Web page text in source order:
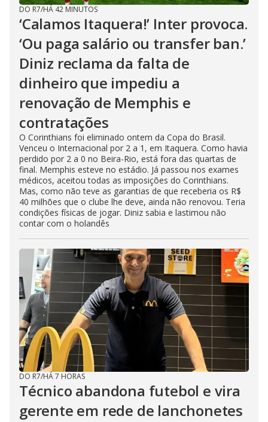
DO R7/HÁ 42 MINUTOS
‘Calamos Itaquera!’ Inter provoca.
‘Ou paga salário ou transfer ban.’
Diniz reclama da falta de
dinheiro que impediu a
renovação de Memphis e
contratações
O Corinthians foi eliminado ontem da Copa do Brasil.
Venceu o Internacional por 2 a 1, em Itaquera. Como havia
perdido por 2 a 0 no Beira-Rio, está fora das quartas de
final. Memphis esteve no estádio. Já passou nos exames
médicos, aceitou todas as imposições do Corinthians.
Mas, como não teve as garantias de que receberia os R$
40 milhões que o clube lhe deve, ainda não renovou. Teria
condições físicas de jogar. Diniz sabia e lastimou não
contar com o holandês
DO R7/HÁ 7 HORAS
Técnico abandona futebol e vira
gerente em rede de lanchonetes